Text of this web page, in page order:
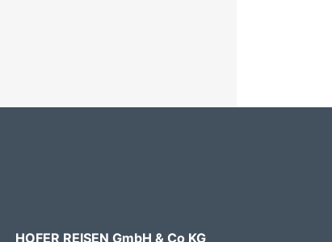
HOFER REISEN GmbH & Co KG